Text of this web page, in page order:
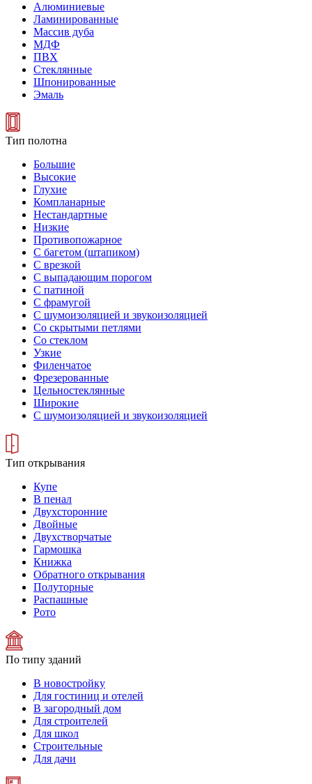
Алюминиевые
Ламинированные
Массив дуба
МДФ
ПВХ
Стеклянные
Шпонированные
Эмаль
Тип полотна
Большие
Высокие
Глухие
Компланарные
Нестандартные
Низкие
Противопожарное
С багетом (штапиком)
С врезкой
С выпадающим порогом
С патиной
С фрамугой
С шумоизоляцией и звукоизоляцией
Со скрытыми петлями
Со стеклом
Узкие
Филенчатое
Фрезерованные
Цельностеклянные
Широкие
С шумоизоляцией и звукоизоляцией
Тип открывания
Купе
В пенал
Двухсторонние
Двойные
Двухстворчатые
Гармошка
Книжка
Обратного открывания
Полуторные
Распашные
Рото
По типу зданий
В новостройку
Для гостиниц и отелей
В загородный дом
Для строителей
Для школ
Строительные
Для дачи